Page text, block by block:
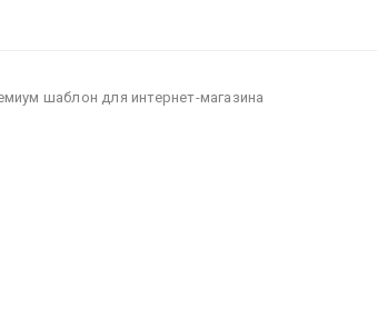
шаблон для интернет-магазина